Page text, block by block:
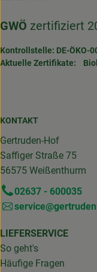
GWÖ zertifiziert
Kontrollstelle: DE-ÖKO-
Aktuelle Zertifikate:
KONTAKT
Gertruden-Hof
Saffiger Straße 75
56575 Weißenthurm
02637 - 600035
LIEFERSERVICE
So geht's
Häufige Fragen